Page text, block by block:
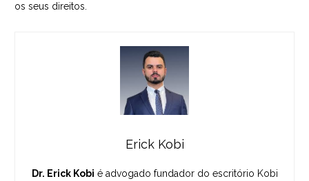
os seus direitos.
Erick Kobi
Dr. Erick Kobi é advogado fundador do escritório Kobi